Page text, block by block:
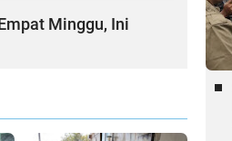
Minggu, Ini